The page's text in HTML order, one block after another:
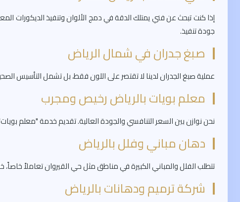
إذا كنت تبحث عن فني يمتلك الدقة في دمج الألوان وتنفيذ الديكورات
جودة تنفيذ.
صبغ جدران في شمال الرياض
عملية صبغ الجدران لدينا لا تقتصر على اللون فقط، بل تشمل التأسيس
معلم بويات بالرياض رخيص ومجرب
نحن نوازن بين السعر التنافسي والجودة العالية. تقديم خدمة "معلم
دهان مباني وفلل بالرياض
تتطلب الفلل والمباني الكبيرة في مناطق مثل حي القيروان تعاملاً خاصاً،
شركة ترميم ودهانات بالرياض